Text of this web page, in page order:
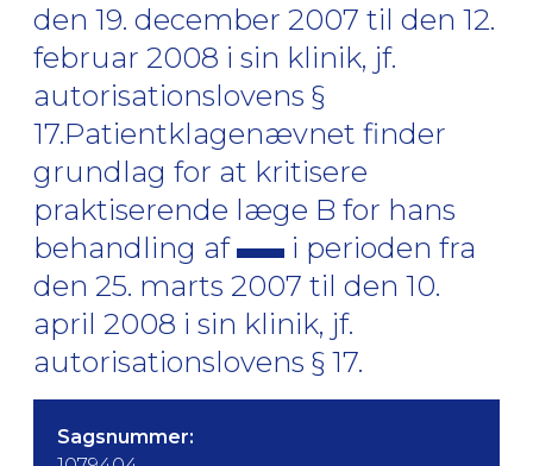
den 19. december 2007 til den 12.
februar 2008 i sin klinik, jf.
autorisationslovens §
17.Patientklagenævnet finder
grundlag for at kritisere
praktiserende læge B for hans
behandling af
i perioden fra
den 25. marts 2007 til den 10.
april 2008 i sin klinik, jf.
autorisationslovens § 17.
Sagsnummer: